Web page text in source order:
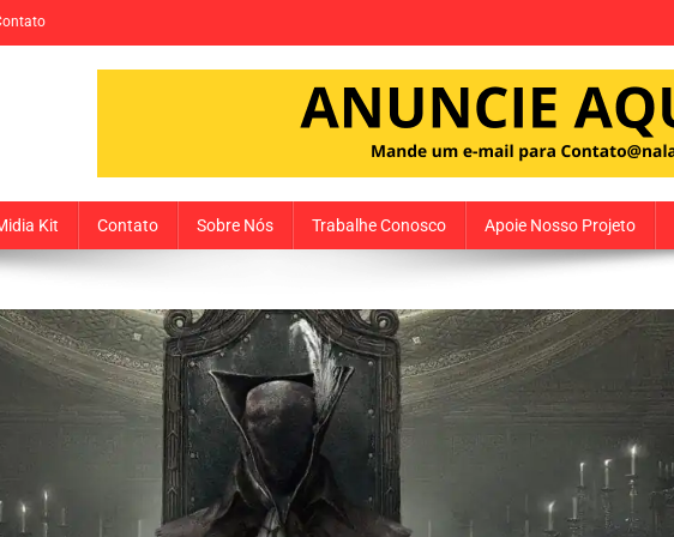
Kit Contato Sobre Nós Trabalhe Conosco Apoie Nosso Projeto